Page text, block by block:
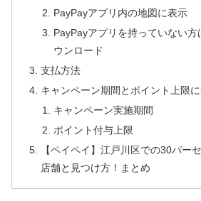
PayPayアプリ内の地図に表示
PayPayアプリを持っていない
ウンロード
支払方法
キャンペーン期間とポイント上限
キャンペーン実施期間
ポイント付与上限
【ペイペイ】江戸川区での30パー
店舗と見つけ方！まとめ